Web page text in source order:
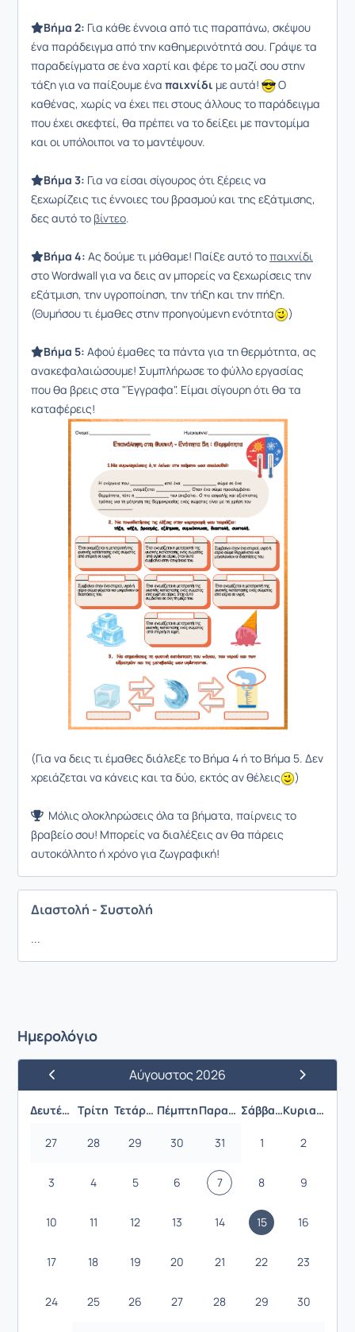
Βήμα 2: Για κάθε έννοια από τις παραπάνω, σκέψου
ένα παράδειγμα από την καθημερινότητά σου. Γράψε τα
παραδείγματα σε ένα χαρτί και φέρε το μαζί σου στην
τάξη για να παίξουμε ένα παιχνίδι με αυτά!
Ο
καθένας, χωρίς να έχει πει στους άλλους το παράδειγμα
που έχει σκεφτεί, θα πρέπει να το δείξει με παντομίμα
και οι υπόλοιποι να το μαντέψουν.
Βήμα 3: Για να είσαι σίγουρος ότι ξέρεις να
ξεχωρίζεις τις έννοιες του βρασμού και της εξάτμισης,
δες αυτό το βίντεο.
Βήμα 4: Ας δούμε τι μάθαμε! Παίξε αυτό τοπαιχνίδι
στο Wordwall για να δεις αν μπορείς να ξεχωρίσεις την
εξάτμιση, την υγροποίηση, την τήξη και την πήξη.
(Θυμήσου τι έμαθες στην προηγούμενη ενότητα
)
Βήμα 5: Αφού έμαθες τα πάντα για τη θερμότητα, ας
ανακεφαλαιώσουμε! Συμπλήρωσε το φύλλο εργασίας
που θα βρεις στα "Έγγραφα". Είμαι σίγουρη ότι θα τα
καταφέρεις!
(Για να δεις τι έμαθες διάλεξε το Βήμα 4 ή το Βήμα 5. Δεν
χρειάζεται να κάνεις και τα δύο, εκτός αν θέλεις
)
Μόλις ολοκληρώσεις όλα τα βήματα, παίρνεις το
βραβείο σου! Μπορείς να διαλέξεις αν θα πάρεις
αυτοκόλλητο ή χρόνο για ζωγραφική!
Διαστολή - Συστολή
...
Ημερολόγιο
Προηγούμενος ΜήναςΑύγουστος 2026
Επόμενος
Δευτέρα Τρίτη Τετάρτη Πέμπτη Παρασκευή Σάββατο Κυριακή
27 28 29 30 31 1 2
3 4 5 6 7 8 9
10 11 12 13 14 15 16
17 18 19 20 21 22 23
24 25 26 27 28 29 30